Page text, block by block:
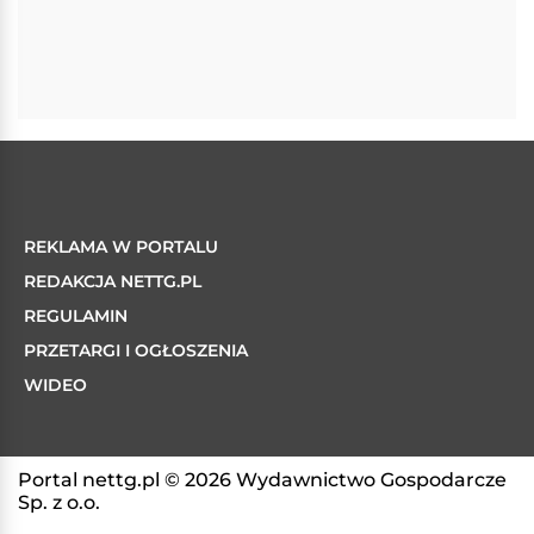
REKLAMA W PORTALU
REDAKCJA NETTG.PL
REGULAMIN
PRZETARGI I OGŁOSZENIA
WIDEO
Portal nettg.pl © 2026 Wydawnictwo Gospodarcze
Sp. z o.o.